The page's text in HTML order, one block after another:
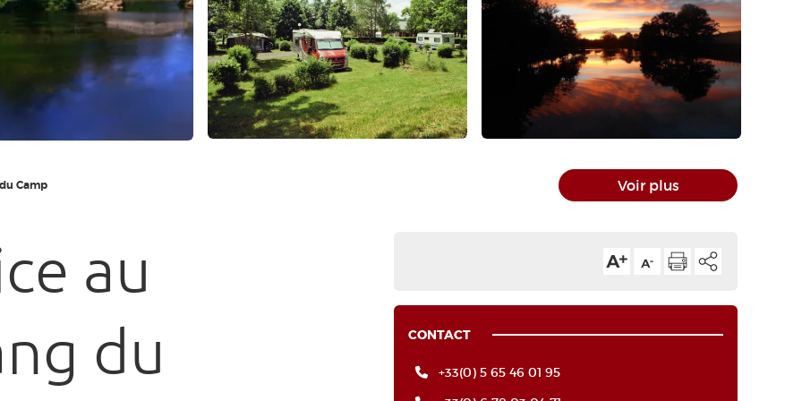
Camp Voir plus
au
du
CONTACT
+33(0) 5 65 46 01 95